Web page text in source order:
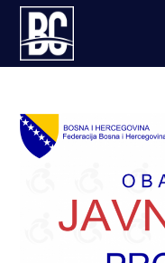
Skip
content